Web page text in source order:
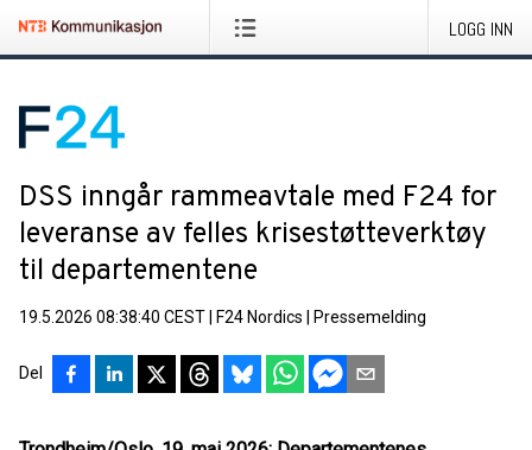
LOGG INN
DSS inngår rammeavtale med F24 for
leveranse av felles krisestøtteverktøy
til departementene
19.5.2026 08:38:40 CEST F24 Nordics Pressemelding
Del